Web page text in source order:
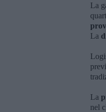
La
La
La
nel